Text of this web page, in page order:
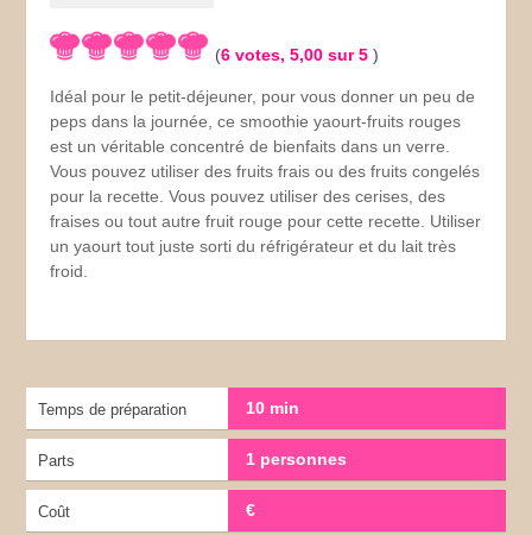
(6 votes,5,00 sur 5)
Idéal pour le petit-déjeuner, pour vous donner un peu de
peps dans la journée, ce smoothie yaourt-fruits rouges
est un véritable concentré de bienfaits dans un verre.
Vous pouvez utiliser des fruits frais ou des fruits congelés
pour la recette. Vous pouvez utiliser des cerises, des
fraises ou tout autre fruit rouge pour cette recette. Utiliser
un yaourt tout juste sorti du réfrigérateur et du lait très
froid.
Temps de préparation 10 min
Parts 1 personnes
Coût €